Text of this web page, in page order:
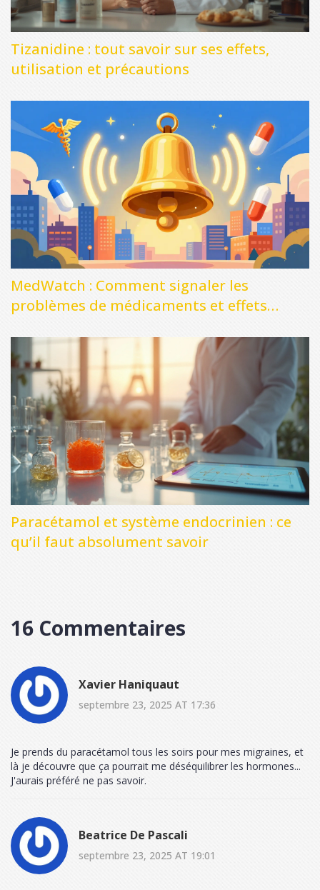
Tizanidine : tout savoir sur ses effets,
utilisation et précautions
MedWatch : Comment signaler les
problèmes de médicaments et effets
Paracétamol et système endocrinien : ce
qu’il faut absolument savoir
16 Commentaires
Xavier Haniquaut
septembre 23, 2025 AT 17:36
Je prends du paracétamol tous les soirs pour mes migraines, et
là je découvre que ça pourrait me déséquilibrer les hormones...
J'aurais préféré ne pas savoir.
Beatrice De Pascali
septembre 23, 2025 AT 19:01